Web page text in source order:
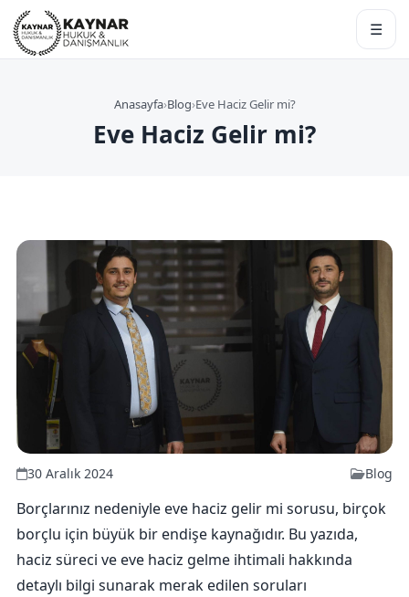
☰
Anasayfa›Blog›Eve Haciz Gelir mi?
Eve Haciz Gelir mi?
30 Aralık 2024 Blog
Borçlarınız nedeniyle eve haciz gelir mi sorusu, birçok
borçlu için büyük bir endişe kaynağıdır. Bu yazıda,
haciz süreci ve eve haciz gelme ihtimali hakkında
detaylı bilgi sunarak merak edilen soruları